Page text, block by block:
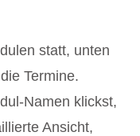
statt, unten
Termine.
Namen klickst,
Ansicht,